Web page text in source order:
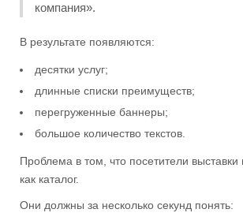
компания».
В результате появляются:
десятки услуг;
длинные списки преимуществ;
перегруженные баннеры;
большое количество текстов.
Проблема в том, что посетители выставки
как каталог.
Они должны за несколько секунд понять: